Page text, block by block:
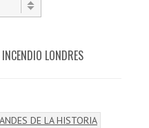
INCENDIO LONDRES